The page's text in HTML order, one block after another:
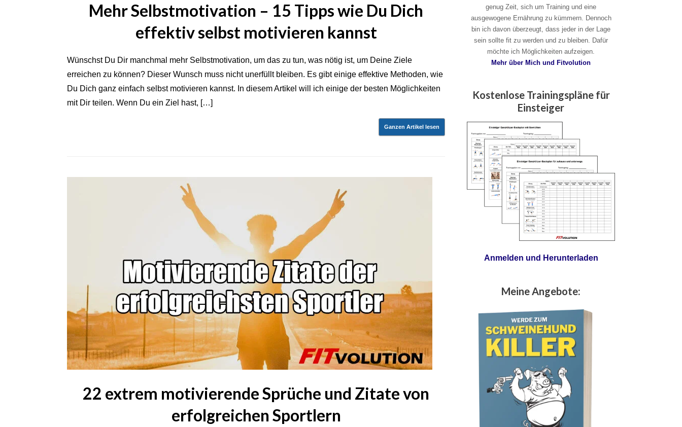
Mehr Selbstmotivation – 15 Tipps wie Du Dich
effektiv selbst motivieren kannst
Wünschst Du Dir manchmal mehr Selbstmotivation, um das zu tun, was nötig ist, um Deine Ziele
erreichen zu können? Dieser Wunsch muss nicht unerfüllt bleiben. Es gibt einige effektive Methoden, wie
Du Dich ganz einfach selbst motivieren kannst. In diesem Artikel will ich einige der besten Möglichkeiten
mit Dir teilen. Wenn Du ein Ziel hast, […]
Ganzen Artikel lesen
22 extrem motivierende Sprüche und Zitate von
erfolgreichen Sportlern
genug Zeit, sich um Training und eine
ausgewogene Ernährung zu kümmern. Dennoch
bin ich davon überzeugt, dass jeder in der Lage
sein sollte fit zu werden und zu bleiben. Dafür
möchte ich Möglichkeiten aufzeigen.
Mehr über Mich und Fitvolution
Kostenlose Trainingspläne für
Einsteiger
Anmelden und Herunterladen
Meine Angebote: